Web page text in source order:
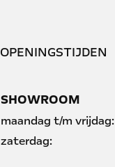
OPENINGSTIJDEN
SHOWROOM
maandag t/m vrijdag:
zaterdag: